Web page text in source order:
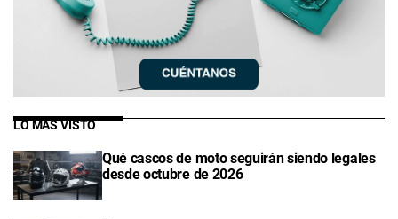
LO MÁS VISTO
Qué cascos de moto seguirán siendo legales
desde octubre de 2026